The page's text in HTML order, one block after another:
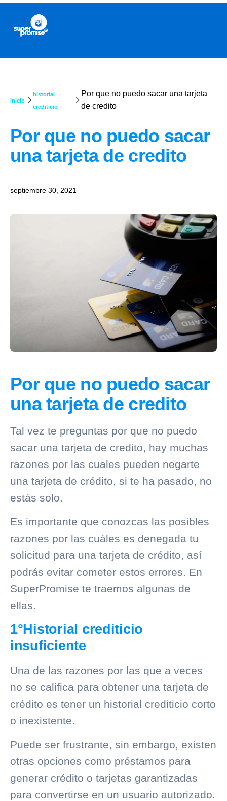
Inicio
historial
crediticio
Por que no puedo sacar una tarjeta
de credito
Por que no puedo sacar
una tarjeta de credito
septiembre 30, 2021
Por que no puedo sacar
una tarjeta de credito
Tal vez te preguntas por que no puedo
sacar una tarjeta de credito, hay muchas
razones por las cuales pueden negarte
una tarjeta de crédito, si te ha pasado, no
estás solo.
Es importante que conozcas las posibles
razones por las cuáles es denegada tu
solicitud para una tarjeta de crédito, así
podrás evitar cometer estos errores. En
SuperPromise te traemos algunas de
ellas.
1°Historial crediticio
insuficiente
Una de las razones por las que a veces
no se califica para obtener una tarjeta de
crédito es tener un historial crediticio corto
o inexistente.
Puede ser frustrante, sin embargo, existen
otras opciones como préstamos para
generar crédito o tarjetas garantizadas
para convertirse en un usuario autorizado.